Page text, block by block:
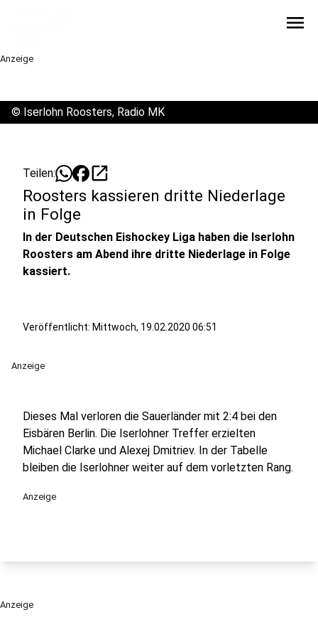
menu
Anzeige
© Iserlohn Roosters, Radio MK
Teilen: open_in_new
Roosters kassieren dritte Niederlage
in Folge
In der Deutschen Eishockey Liga haben die Iserlohn
Roosters am Abend ihre dritte Niederlage in Folge
kassiert.
Veröffentlicht: Mittwoch, 19.02.2020 06:51
Anzeige
Dieses Mal verloren die Sauerländer mit 2:4 bei den
Eisbären Berlin. Die Iserlohner Treffer erzielten
Michael Clarke und Alexej Dmitriev. In der Tabelle
bleiben die Iserlohner weiter auf dem vorletzten Rang.
Anzeige
Anzeige